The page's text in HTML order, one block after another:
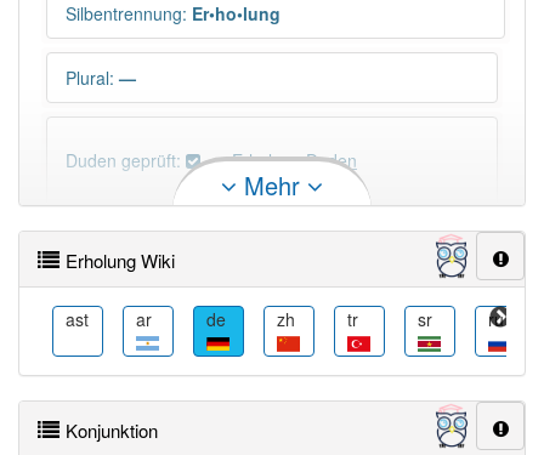
Silbentrennung: Er•ho•lung
Plural: —
Duden geprüft: Erholung Duden
×
Wörter, die mit "-ung" enden, haben fast immer
Artikel:die.
DER:127Ausnahmen Beispiele
DIE:11 043
Mehr
Erholung Wiki
ast ar de zh tr sr ru
Konjunktion